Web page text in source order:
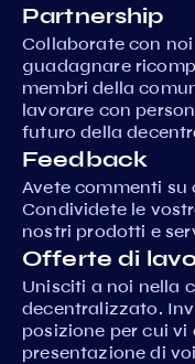
Partnership
Collaborate con
guadagnare
membri della
lavorare con
futuro della
Feedback
Avete commenti
Condividete le
nostri prodotti e
Offerte di
Unisciti a noi nella
decentralizzato.
posizione per cui
presentazione di